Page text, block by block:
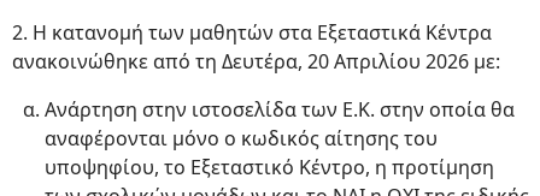
2. Η κατανομή των μαθητών στα Εξεταστικά Κέντρα
ανακοινώθηκε από τη Δευτέρα, 20 Απριλίου 2026 με:
Ανάρτηση στην ιστοσελίδα των Ε.Κ. στην οποία θα
αναφέρονται μόνο ο κωδικός αίτησης του
υποψηφίου, το Εξεταστικό Κέντρο, η προτίμηση